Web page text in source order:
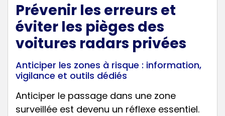
Prévenir les erreurs et
éviter les pièges des
voitures radars privées
Anticiper les zones à risque : information,
vigilance et outils dédiés
Anticiper le passage dans une zone
surveillée est devenu un réflexe essentiel.